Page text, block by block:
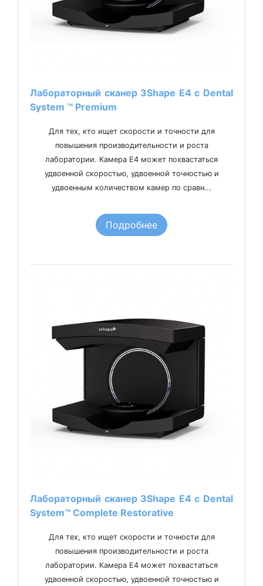
Лабораторный сканер 3Shape Е4 с Dental
System ™ Premium
Для тех, кто ищет скорости и точности для
повышения производительности и роста
лаборатории. Камера E4 может похвастаться
удвоенной скоростью, удвоенной точностью и
удвоенным количеством камер по сравн...
Подробнее
Лабораторный сканер 3Shape Е4 с Dental
System™ Complete Restorative
Для тех, кто ищет скорости и точности для
повышения производительности и роста
лаборатории. Камера E4 может похвастаться
удвоенной скоростью, удвоенной точностью и